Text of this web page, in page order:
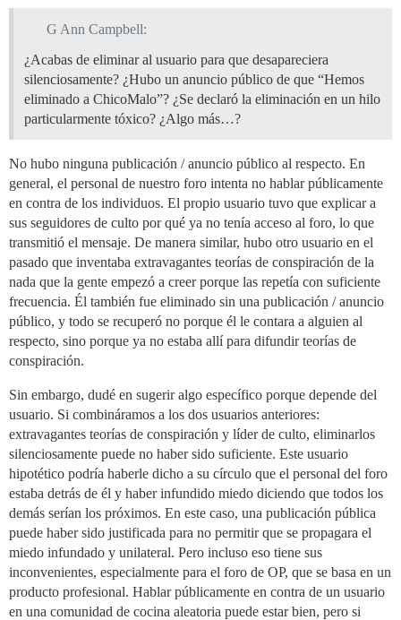
G Ann Campbell:
¿Acabas de eliminar al usuario para que desapareciera
silenciosamente? ¿Hubo un anuncio público de que “Hemos
eliminado a ChicoMalo”? ¿Se declaró la eliminación en un hilo
particularmente tóxico? ¿Algo más…?
No hubo ninguna publicación / anuncio público al respecto. En
general, el personal de nuestro foro intenta no hablar públicamente
en contra de los individuos. El propio usuario tuvo que explicar a
sus seguidores de culto por qué ya no tenía acceso al foro, lo que
transmitió el mensaje. De manera similar, hubo otro usuario en el
pasado que inventaba extravagantes teorías de conspiración de la
nada que la gente empezó a creer porque las repetía con suficiente
frecuencia. Él también fue eliminado sin una publicación / anuncio
público, y todo se recuperó no porque él le contara a alguien al
respecto, sino porque ya no estaba allí para difundir teorías de
conspiración.
Sin embargo, dudé en sugerir algo específico porque depende del
usuario. Si combináramos a los dos usuarios anteriores:
extravagantes teorías de conspiración y líder de culto, eliminarlos
silenciosamente puede no haber sido suficiente. Este usuario
hipotético podría haberle dicho a su círculo que el personal del foro
estaba detrás de él y haber infundido miedo diciendo que todos los
demás serían los próximos. En este caso, una publicación pública
puede haber sido justificada para no permitir que se propagara el
miedo infundado y unilateral. Pero incluso eso tiene sus
inconvenientes, especialmente para el foro de OP, que se basa en un
producto profesional. Hablar públicamente en contra de un usuario
en una comunidad de cocina aleatoria puede estar bien, pero si